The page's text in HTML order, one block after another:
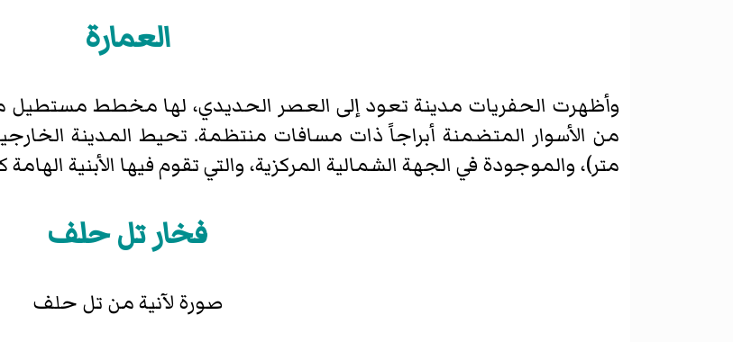
العمارة
متر)، والموجودة في الجهة الشمالية المركزية، والتي تقوم فيها الأبنية
فخار تل حلف
صورة لآنية من تل حلف